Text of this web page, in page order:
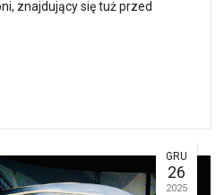
znajdujący się tuż przed
GRU
26
2025